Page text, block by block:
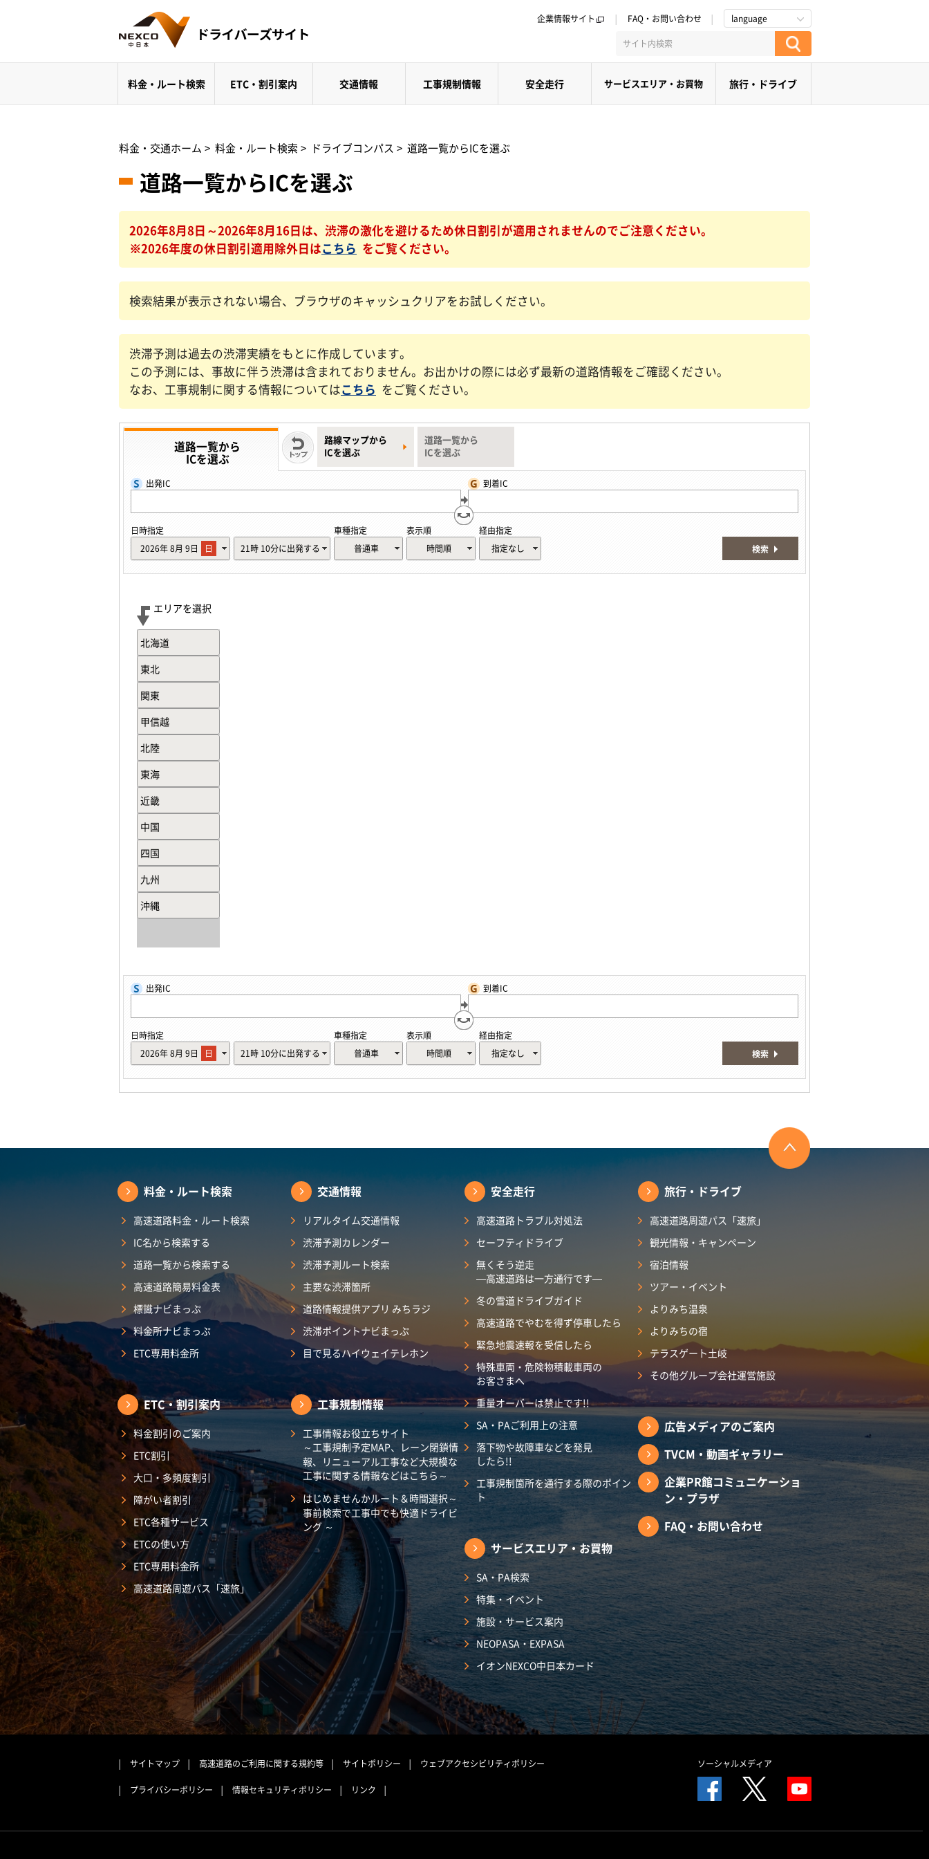
企業情報サイト FAQ・お問い合わせ language
料金・ルート検索 ETC・割引案内 交通情報 工事規制情報 安全走行 サービスエリア・お買物 旅行・ドライブ
料金・交通ホーム > 料金・ルート検索 > ドライブコンパス > 道路一覧からICを選ぶ
道路一覧からICを選ぶ
2026年8月8日～2026年8月16日は、渋滞の激化を避けるため休日割引が適用されませんのでご注意ください。
※2026年度の休日割引適用除外日はこちら をご覧ください。
検索結果が表示されない場合、ブラウザのキャッシュクリアをお試しください。
渋滞予測は過去の渋滞実績をもとに作成しています。
この予測には、事故に伴う渋滞は含まれておりません。お出かけの際には必ず最新の道路情報をご確認ください。
なお、工事規制に関する情報についてはこちら をご覧ください。
道路一覧から
ICを選ぶ
路線マップから
ICを選ぶ
道路一覧から
ICを選ぶ
出発IC 到着IC
日時指定
2026年8月 9日 日 21時 10分に出発する
車種指定
普通車
表示順
時間順
経由指定
指定なし
検索
エリアを選択
北海道
東北
関東
甲信越
北陸
東海
近畿
中国
四国
九州
沖縄
出発IC 到着IC
日時指定
2026年8月 9日 日 21時 10分に出発する
車種指定
普通車
表示順
時間順
経由指定
指定なし
検索
料金・ルート検索
高速道路料金・ルート検索
IC名から検索する
道路一覧から検索する
高速道路簡易料金表
標識ナビまっぷ
料金所ナビまっぷ
ETC専用料金所
ETC・割引案内
料金割引のご案内
ETC割引
大口・多頻度割引
障がい者割引
ETC各種サービス
ETCの使い方
ETC専用料金所
高速道路周遊パス「速旅」
交通情報
リアルタイム交通情報
渋滞予測カレンダー​
渋滞予測ルート検索
主要な渋滞箇所
道路情報提供アプリ みちラジ
渋滞ポイントナビまっぷ
目で見るハイウェイテレホン
工事規制情報
工事情報お役立ちサイト
～工事規制予定MAP、レーン閉鎖情
報、リニューアル工事など大規模な
工事に関する情報などはこちら～
はじめませんかルート＆時間選択～
事前検索で工事中でも快適ドライビ
ング ～
安全走行
高速道路トラブル対処法
セーフティドライブ
無くそう逆走
―高速道路は一方通行です―
冬の雪道ドライブガイド
高速道路でやむを得ず停車したら
緊急地震速報を受信したら
特殊車両・危険物積載車両の
お客さまへ
重量オーバーは禁止です!!
SA・PAご利用上の注意
落下物や故障車などを発見
したら!!
工事規制箇所を通行する際のポイン
ト
サービスエリア・お買物
SA・PA検索
特集・イベント
施設・サービス案内
NEOPASA・EXPASA
イオンNEXCO中日本カード
旅行・ドライブ
高速道路周遊パス「速旅」
観光情報・キャンペーン
宿泊情報
ツアー・イベント
よりみち温泉
よりみちの宿
テラスゲート土岐
その他グループ会社運営施設
広告メディアのご案内
TVCM・動画ギャラリー
企業PR館コミュニケーショ
ン・プラザ
FAQ・お問い合わせ
サイトマップ 高速道路のご利用に関する規約等 サイトポリシー ウェブアクセシビリティポリシー
プライバシーポリシー 情報セキュリティポリシー リンク
ソーシャルメディア